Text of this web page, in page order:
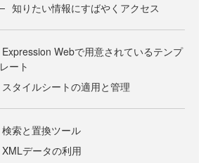
知りたい情報にすばやくアクセス
Expression Webで用意されているテンプ
レート
スタイルシートの適用と管理
検索と置換ツール
XMLデータの利用